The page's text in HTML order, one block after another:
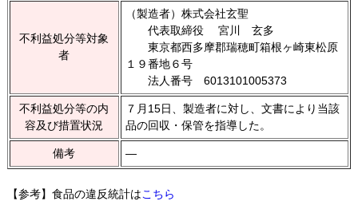
不利益処分等対象
者
（製造者）株式会社玄聖
代表取締役 宮川 玄多
東京都西多摩郡瑞穂町箱根ヶ崎東松原
１９番地６号
法人番号 6013101005373
不利益処分等の内
容及び措置状況
７月15日、製造者に対し、文書により当該
品の回収・保管を指導した。
備考 ―
【参考】食品の違反統計はこちら